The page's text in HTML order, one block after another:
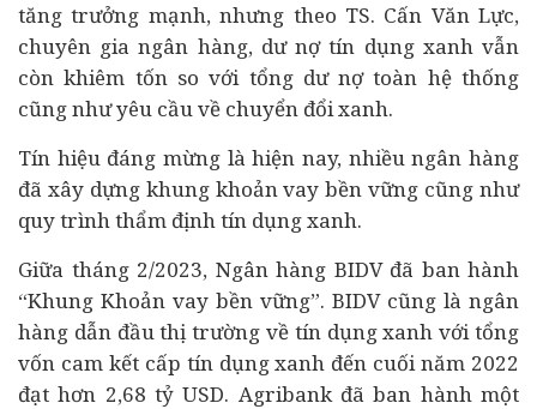
tăng trưởng mạnh, nhưng theo TS. Cấn Văn Lực,
chuyên gia ngân hàng, dư nợ tín dụng xanh vẫn
còn khiêm tốn so với tổng dư nợ toàn hệ thống
cũng như yêu cầu về chuyển đổi xanh.
Tín hiệu đáng mừng là hiện nay, nhiều ngân hàng
đã xây dựng khung khoản vay bền vững cũng như
quy trình thẩm định tín dụng xanh.
Giữa tháng 2/2023, Ngân hàng BIDV đã ban hành
“Khung Khoản vay bền vững”. BIDV cũng là ngân
hàng dẫn đầu thị trường về tín dụng xanh với tổng
vốn cam kết cấp tín dụng xanh đến cuối năm 2022
đạt hơn 2,68 tỷ USD. Agribank đã ban hành một